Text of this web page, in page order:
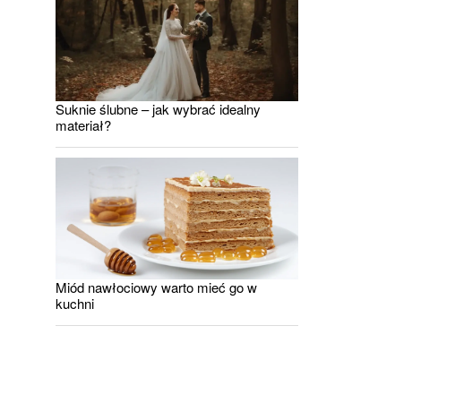
Suknie ślubne – jak wybrać idealny
materiał?
Miód nawłociowy warto mieć go w
kuchni